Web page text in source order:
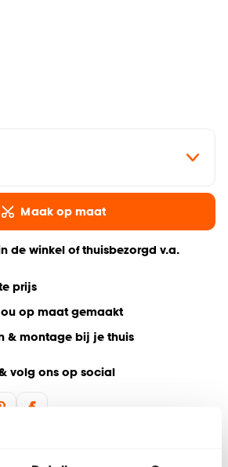
Maak op maat
de winkel of thuisbezorgd v.a.
prijs
op maat gemaakt
& montage bij je thuis
volg ons op social